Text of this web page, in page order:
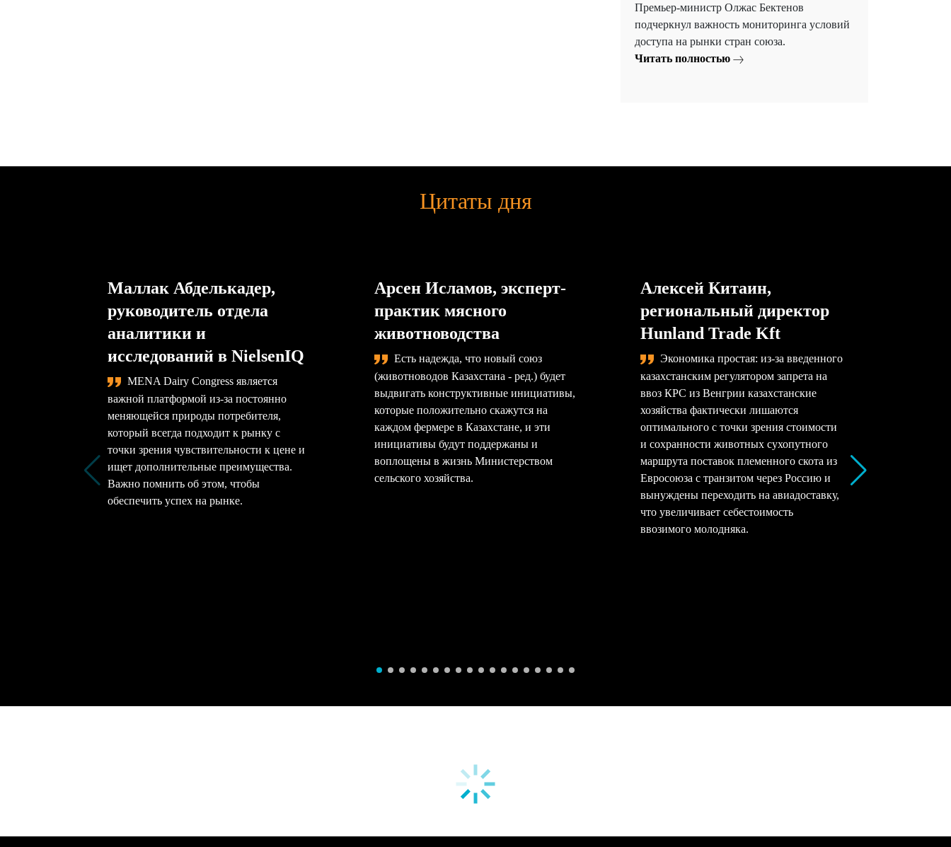
Премьер-министр Олжас Бектенов
подчеркнул важность мониторинга условий
доступа на рынки стран союза.
Читать полностью
Цитаты дня
Маллак Абделькадер,
руководитель отдела
аналитики и
исследований в NielsenIQ
MENA Dairy Congress является
важной платформой из-за постоянно
меняющейся природы потребителя,
который всегда подходит к рынку с
точки зрения чувствительности к цене и
ищет дополнительные преимущества.
Важно помнить об этом, чтобы
обеспечить успех на рынке.
Арсен Исламов, эксперт-
практик мясного
животноводства
Есть надежда, что новый союз
(животноводов Казахстана - ред.) будет
выдвигать конструктивные инициативы,
которые положительно скажутся на
каждом фермере в Казахстане, и эти
инициативы будут поддержаны и
воплощены в жизнь Министерством
сельского хозяйства.
Алексей Китаин,
региональный директор
Hunland Trade Kft
Экономика простая: из-за введенного
казахстанским регулятором запрета на
ввоз КРС из Венгрии казахстанские
хозяйства фактически лишаются
оптимального с точки зрения стоимости
и сохранности животных сухопутного
маршрута поставок племенного скота из
Евросоюза с транзитом через Россию и
вынуждены переходить на авиадоставку,
что увеличивает себестоимость
ввозимого молодняка.